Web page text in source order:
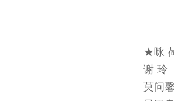
★咏
谢 玲
莫问